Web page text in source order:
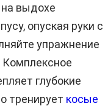
выдохе
опуская руки с
упражнение
Комплексное
глубокие
тренирует косые